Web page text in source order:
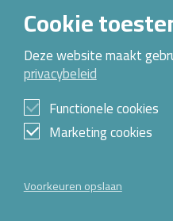
Over Kennispoort
Contact
Archief
Privacybeleid
Cookie
Deze website maakt
privacybeleid
Functionele cookies
Marketing cookies
Voorkeuren opslaan